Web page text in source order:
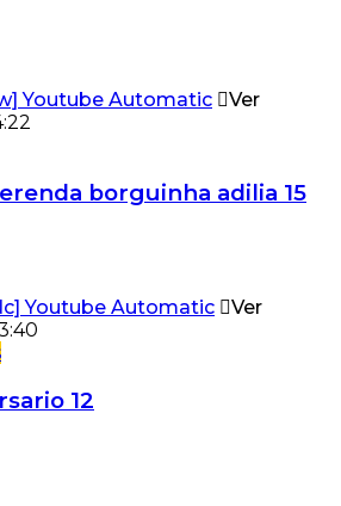
Ver
borguinha adilia 15
Ver
12